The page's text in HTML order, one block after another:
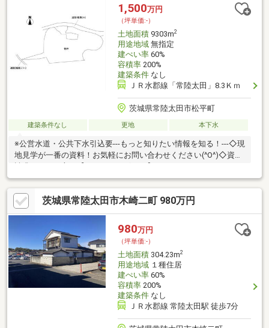
1,500万円
（坪単価:-）
土地面積9303m2
用途地域無指定
建ぺい率60%
容積率200%
建築条件なし
ＪＲ水郡線「常陸太田」8.3Ｋｍ
茨城県常陸太田市松平町
建築条件なし 更地 本下水
※公営水道・公共下水引込要---もっと知りたい情報を知る！---◇現
地見学が一番の資料！お気軽にお問い合わせください(^O^)◇資料
茨城県常陸太田市木崎二町 980万円
980万円
（坪単価:-）
土地面積304.23m2
用途地域１種住居
建ぺい率60%
容積率200%
建築条件なし
ＪＲ水郡線 常陸太田駅 徒歩7分